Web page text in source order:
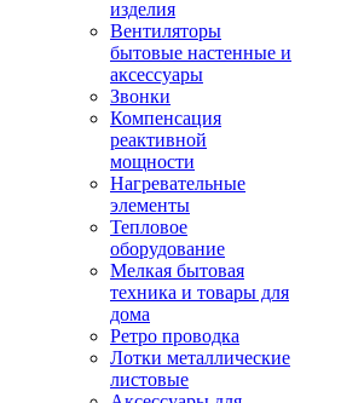
изделия
Вентиляторы
бытовые настенные и
аксессуары
Звонки
Компенсация
реактивной
мощности
Нагревательные
элементы
Тепловое
оборудование
Мелкая бытовая
техника и товары для
дома
Ретро проводка
Лотки металлические
листовые